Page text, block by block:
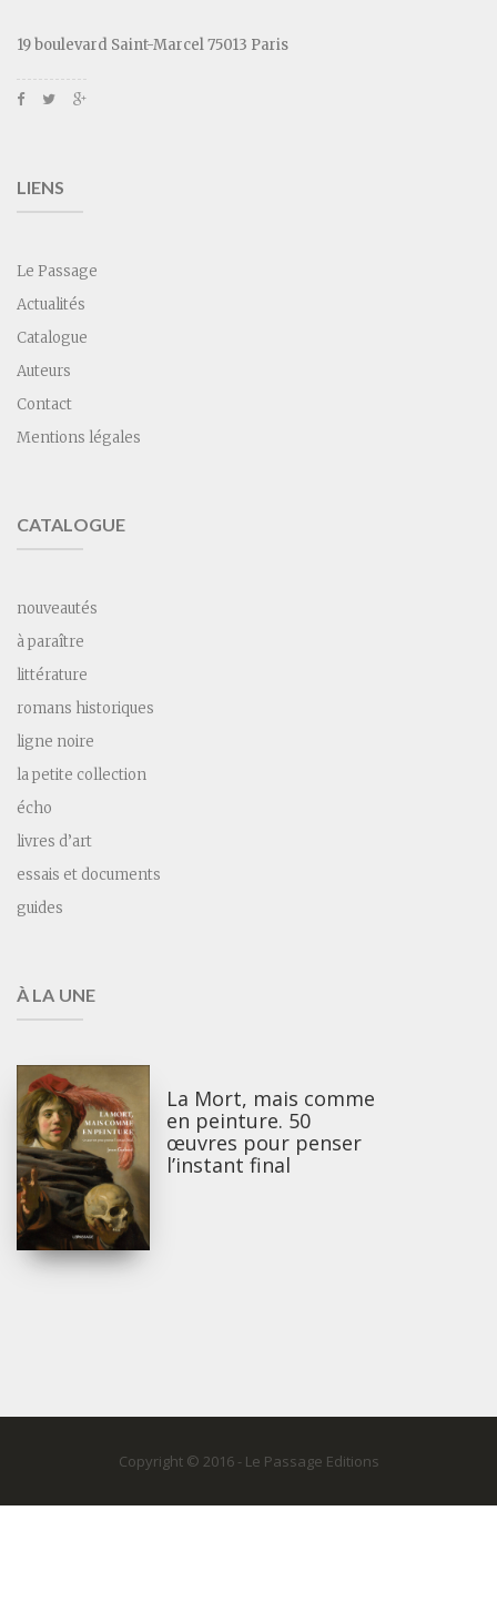
19 boulevard Saint-Marcel 75013 Paris
LIENS
Le Passage
Actualités
Catalogue
Auteurs
Contact
Mentions légales
CATALOGUE
nouveautés
à paraître
littérature
romans historiques
ligne noire
la petite collection
écho
livres d’art
essais et documents
guides
À LA UNE
La Mort, mais comme
en peinture. 50
œuvres pour penser
l’instant final
Copyright © 2016 - Le Passage Editions